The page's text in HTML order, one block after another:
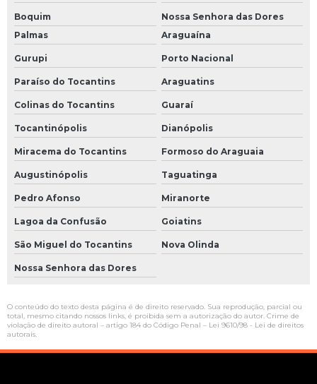
Boquim
Nossa Senhora das Dores
Palmas
Araguaína
Gurupi Porto Nacional
Paraíso do Tocantins Araguatins
Colinas do Tocantins Guaraí
Tocantinópolis Dianópolis
Miracema do Tocantins Formoso do Araguaia
Augustinópolis Taguatinga
Pedro Afonso Miranorte
Lagoa da Confusão Goiatins
São Miguel do Tocantins Nova Olinda
Nossa Senhora das Dores
O conteúdo do texto desta página é de direito reservado. Sua reprodução, parcial ou
total, mesmo citando nossos links, é proibida sem a autorização do autor. Crime de
violação de direito autoral – artigo 184 do Código Penal – Lei 9610/98 - Lei de direitos
autorais.